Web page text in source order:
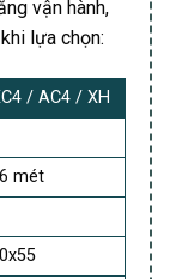
vận hành,
lựa chọn:
/ AC4 / XH
mét